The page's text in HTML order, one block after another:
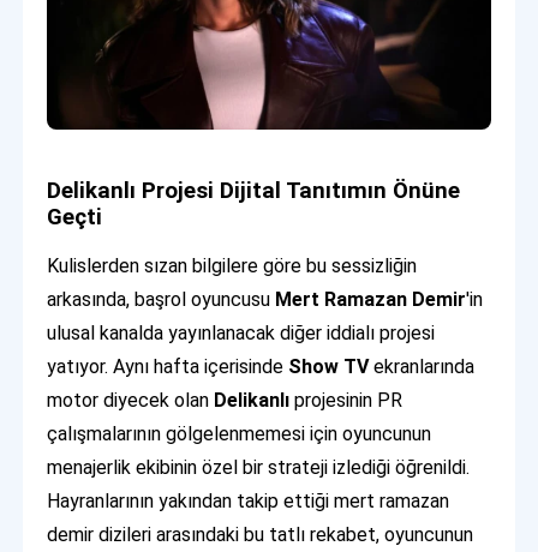
Delikanlı Projesi Dijital Tanıtımın Önüne
Geçti
Kulislerden sızan bilgilere göre bu sessizliğin
arkasında, başrol oyuncusu Mert Ramazan Demir'in
ulusal kanalda yayınlanacak diğer iddialı projesi
yatıyor. Aynı hafta içerisinde Show TVekranlarında
motor diyecek olan Delikanlı projesinin PR
çalışmalarının gölgelenmemesi için oyuncunun
menajerlik ekibinin özel bir strateji izlediği öğrenildi.
Hayranlarının yakından takip ettiği mert ramazan
demir dizileri arasındaki bu tatlı rekabet, oyuncunun